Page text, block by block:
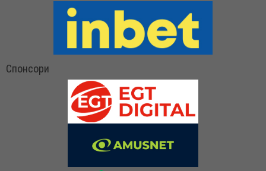
Спонсори